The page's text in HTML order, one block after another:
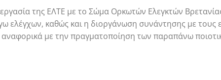
της ΕΛΤΕ με το Σώμα Ορκωτών Ελεγκτών
ελέγχων, καθώς και η διοργάνωση συνάντησης με τους
με την πραγματοποίηση των παραπάνω